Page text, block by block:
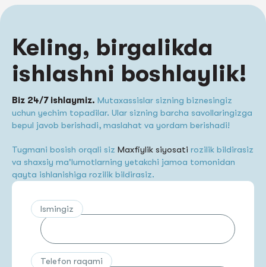
Keling, birgalikda
ishlashni boshlaylik!
Biz 24/7 ishlaymiz. Mutaxassislar sizning biznesingiz
uchun yechim topadilar. Ular sizning barcha savollaringizga
bepul javob berishadi, maslahat va yordam berishadi!
Tugmani bosish orqali siz Maxfiylik siyosati rozilik bildirasiz
va shaxsiy ma'lumotlarning yetakchi jamoa tomonidan
qayta ishlanishiga rozilik bildirasiz.
Ismingiz
Telefon raqami